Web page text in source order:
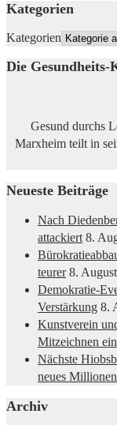
Kategorien
Kategorien
Die Gesundheits-
Gesund durchs
Marxheim teilt in
Neueste Beiträge
Nach
attackiert 8.
teurer 8.
Demokratie-
Verstärkung 8.
Kunstverein
Mitzeichnen ein
Nächste
neues
Archiv